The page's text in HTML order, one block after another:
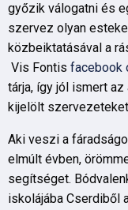
győzik válogatni és
szervez olyan
közbeiktatásával a
Vis Fontis facebook
tárja, így jól ismert
kijelölt
Aki veszi a
elmúlt évben,
segítséget.
iskolájába Cserdiből